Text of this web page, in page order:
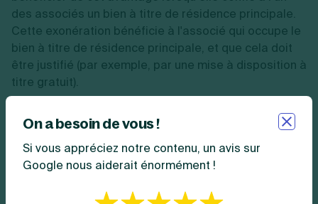
des associés un bien à titre de résidence principale.
Cette exonération bénéficie à l'associé qui occupe le
bien à titre de résidence principale, et que cela doit
être justifié (par exemple, par une mise à disposition à
titre gratuit).
En outre, bien qu’il s’agisse d’une société, c’est le
régime des plus-values immobilières des
particuliers qui s’appliqueaux cessions de biens.
❓Question fréquente :qu'est-ce qu'une plus-
On a besoin de vous !
Si vous appréciez notre contenu, un avis sur
Google nous aiderait énormément !